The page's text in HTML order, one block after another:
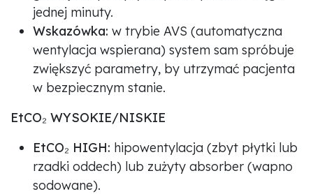
jednej minuty.
Wskazówka: w trybie AVS (automatyczna
wentylacja wspierana) system sam spróbuje
zwiększyć parametry, by utrzymać pacjenta
w bezpiecznym stanie.
EtCO₂ WYSOKIE/NISKIE
EtCO₂ HIGH: hipowentylacja (zbyt płytki lub
rzadki oddech) lub zużyty absorber (wapno
sodowane).